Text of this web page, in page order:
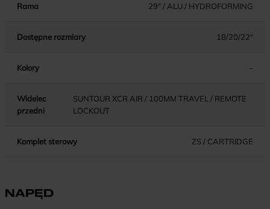
Rama 29" / ALU / HYDROFORMING
Dostępne rozmiary 18/20/22"
Kolory -
Widelec
przedni
SUNTOUR XCR AIR / 100MM TRAVEL / REMOTE
LOCKOUT
Komplet sterowy ZS / CARTRIDGE
NAPĘD